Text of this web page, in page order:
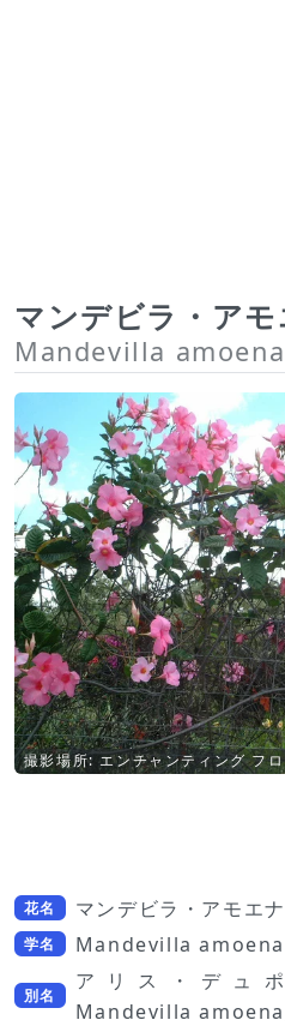
マンデビラ・アモ
Mandevilla amoena
撮影場所: エンチャンティング フ
花名 マンデビラ・アモエナ
学名 Mandevilla amoena
別名
アリス・デュ
Mandevilla